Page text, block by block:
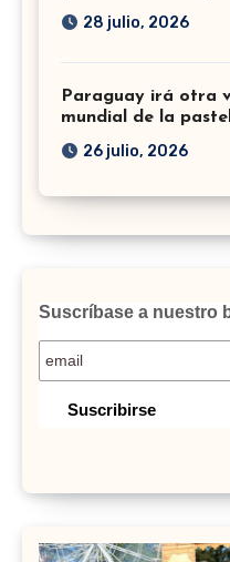
28 julio, 2026
Paraguay irá otra
mundial de la
26 julio, 2026
Suscríbase a nuestro